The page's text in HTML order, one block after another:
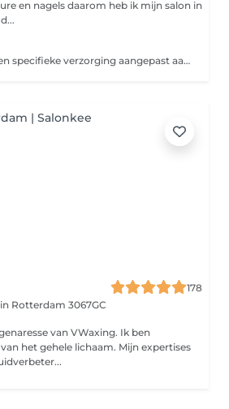
en nagels daarom heb ik mijn salon in
Deze behandeling is een specifieke verzorging aangepast aan de behoefte van de mannenhuid. Geeft de huid energie en vitaliteit.
178
Rotterdam 3067GC
van VWaxing. Ik ben
het gehele lichaam. Mijn expertises